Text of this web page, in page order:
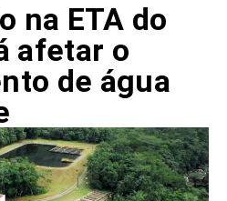
na ETA do
afetar o
de água